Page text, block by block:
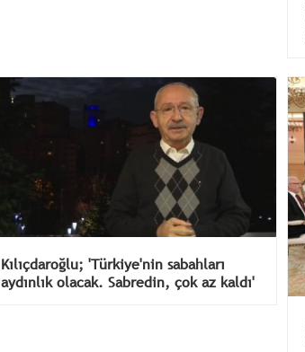
Kılıçdaroğlu; 'Türkiye'nin sabahları
aydınlık olacak. Sabredin, çok az kaldı'